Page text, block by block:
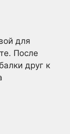
для
После
друг к